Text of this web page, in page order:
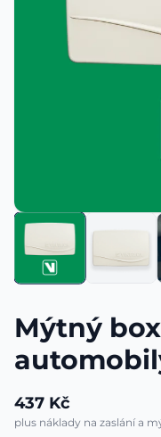
Mýtný
437 Kč
plus náklady na zaslání a